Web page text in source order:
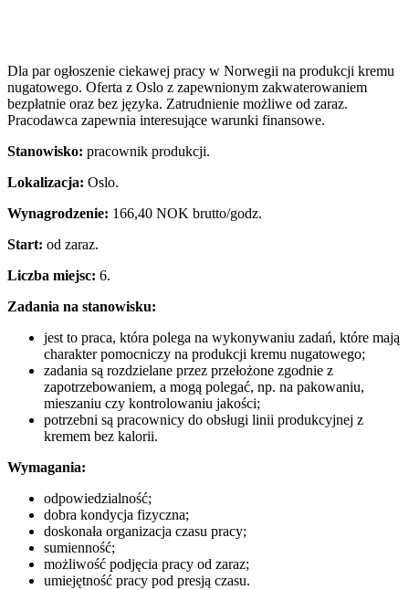
Dla par ogłoszenie ciekawej pracy w Norwegii na produkcji kremu
nugatowego. Oferta z Oslo z zapewnionym zakwaterowaniem
bezpłatnie oraz bez języka. Zatrudnienie możliwe od zaraz.
Pracodawca zapewnia interesujące warunki finansowe.
Stanowisko: pracownik produkcji.
Lokalizacja: Oslo.
Wynagrodzenie: 166,40 NOK brutto/godz.
Start: od zaraz.
Liczba miejsc: 6.
Zadania na stanowisku:
jest to praca, która polega na wykonywaniu zadań, które mają
charakter pomocniczy na produkcji kremu nugatowego;
zadania są rozdzielane przez przełożone zgodnie z
zapotrzebowaniem, a mogą polegać, np. na pakowaniu,
mieszaniu czy kontrolowaniu jakości;
potrzebni są pracownicy do obsługi linii produkcyjnej z
kremem bez kalorii.
Wymagania:
odpowiedzialność;
dobra kondycja fizyczna;
doskonała organizacja czasu pracy;
sumienność;
możliwość podjęcia pracy od zaraz;
umiejętność pracy pod presją czasu.